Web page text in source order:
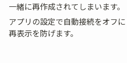
一緒に再作成されてしまいます。
アプリの設定で自動接続をオフに
再表示を防げます。